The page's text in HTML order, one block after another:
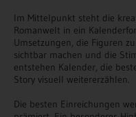
Im Mittelpunkt steht die
Romanwelt in ein
Umsetzungen, die Figuren
sichtbar machen und die
entstehen Kalender, die
Story visuell weitererzählen.
Die besten Einreichungen